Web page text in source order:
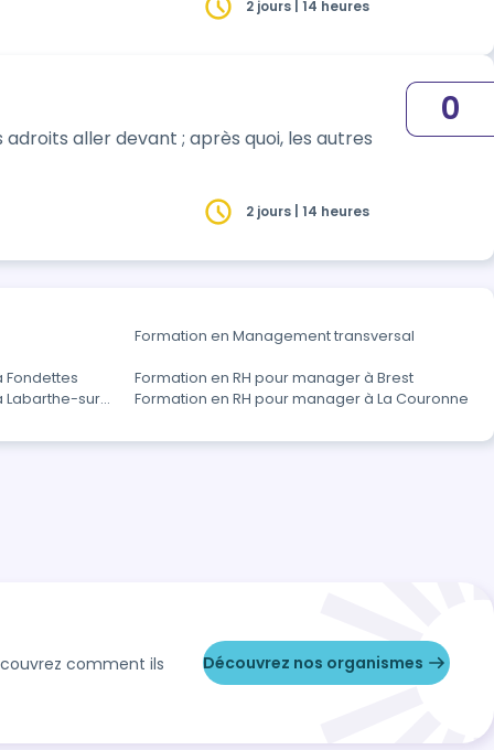
2 jours | 14 heures
aller devant ; après quoi, les autres
0
2 jours | 14 heures
Formation en Management transversal
Fondettes
Formation en RH pour manager à Brest
Labarthe-sur-
Formation en RH pour manager à La Couronne
comment ils
Découvrez nos organismes